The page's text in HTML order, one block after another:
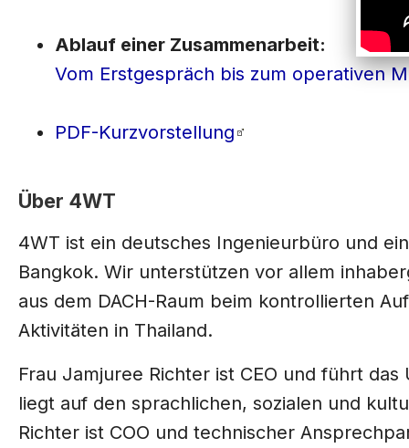
Ablauf einer Zusammenarbeit:
Vom Erstgespräch bis zum operativen
PDF-Kurzvorstellung
Über 4WT
4WT ist ein deutsches Ingenieurbüro und
Bangkok. Wir unterstützen vor allem
aus dem DACH-Raum beim kontrollierten
Aktivitäten in Thailand.
Frau Jamjuree Richter ist CEO und führt
liegt auf den sprachlichen, sozialen und
Richter ist COO und technischer